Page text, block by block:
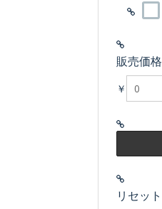
販売価格
￥
リセット